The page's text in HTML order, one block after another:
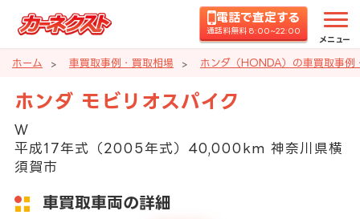
電話で査定する
通話料無料 8:00~22:00
メニュー
ホーム 車買取事例・買取相場 ホンダ（HONDA）の車買取事例
ホンダ モビリオスパイク
Ｗ
平成17年式（2005年式）40,000km 神奈川県横
須賀市
車買取車両の詳細